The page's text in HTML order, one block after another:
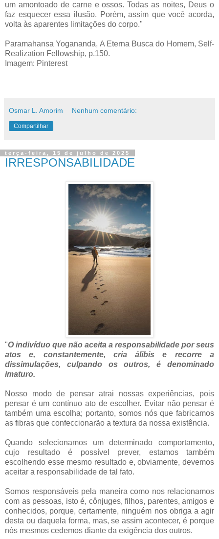
um amontoado de carne e ossos. Todas as noites, Deus o
faz esquecer essa ilusão. Porém, assim que você acorda,
volta às aparentes limitações do corpo."
Paramahansa Yogananda, A Eterna Busca do Homem, Self-
Realization Fellowship, p.150.
Imagem: Pinterest
Osmar L. Amorim Nenhum comentário:
Compartilhar
terça-feira, 15 de julho de 2025
IRRESPONSABILIDADE
"O indivíduo que não aceita a responsabilidade por seus
atos e, constantemente, cria álibis e recorre a
dissimulações, culpando os outros, é denominado
imaturo.
Nosso modo de pensar atrai nossas experiências, pois
pensar é um contínuo ato de escolher. Evitar não pensar é
também uma escolha; portanto, somos nós que fabricamos
as fibras que confeccionarão a textura da nossa existência.
Quando selecionamos um determinado comportamento,
cujo resultado é possível prever, estamos também
escolhendo esse mesmo resultado e, obviamente, devemos
aceitar a responsabilidade de tal fato.
Somos responsáveis pela maneira como nos relacionamos
com as pessoas, isto é, cônjuges, filhos, parentes, amigos e
conhecidos, porque, certamente, ninguém nos obriga a agir
desta ou daquela forma, mas, se assim acontecer, é porque
nós mesmos cedemos diante da exigência dos outros.